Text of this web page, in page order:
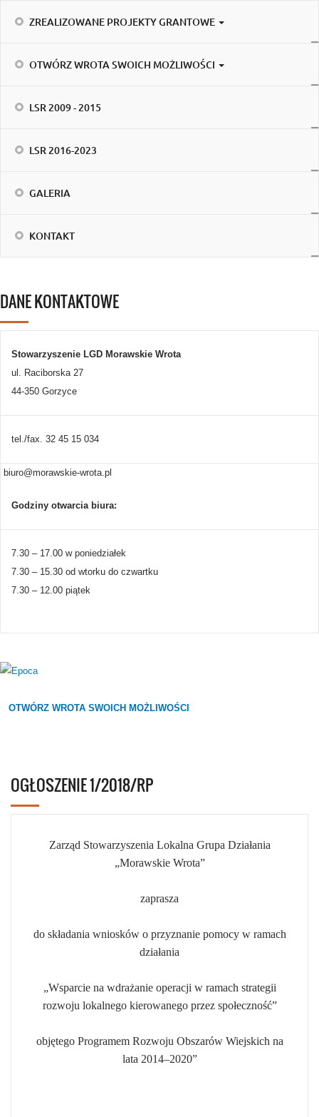
ZREALIZOWANE PROJEKTY GRANTOWE
OTWÓRZ WROTA SWOICH MOŻLIWOŚCI
LSR 2009 - 2015
LSR 2016-2023
GALERIA
KONTAKT
DANE KONTAKTOWE
Stowarzyszenie LGD Morawskie Wrota
ul. Raciborska 27
44-350 Gorzyce
tel./fax. 32 45 15 034
biuro@morawskie-wrota.pl
Godziny otwarcia biura:
7.30 – 17.00 w poniedziałek
7.30 – 15.30 od wtorku do czwartku
7.30 – 12.00 piątek
OTWÓRZ WROTA SWOICH MOŻLIWOŚCI
OGŁOSZENIE 1/2018/RP
Zarząd Stowarzyszenia Lokalna Grupa Działania
„Morawskie Wrota”
zaprasza
do składania wniosków o przyznanie pomocy w ramach
działania
„Wsparcie na wdrażanie operacji w ramach strategii
rozwoju lokalnego kierowanego przez społeczność”
objętego Programem Rozwoju Obszarów Wiejskich na
lata 2014–2020”